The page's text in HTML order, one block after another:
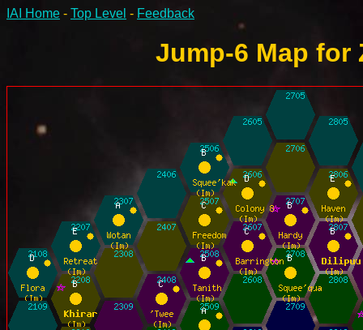
IAI Home - Top Level - Feedback
Jump-6 Map for